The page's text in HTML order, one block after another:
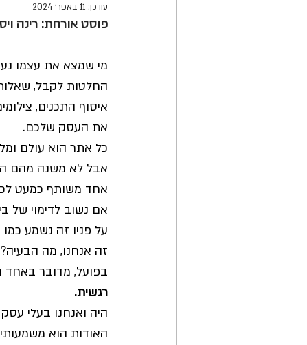
כתיבה שיווקית לאונליין
פרודוקטיביות Vibe Coding
עודכן: 11 באפר׳ 2024
פוסט אורחת: רינה
מי שמצא את עצמו
החלטות לקבל,
איסוף התכנים,
את העסק שלכם.
כל אתר הוא עולם
אבל לא משנה מהם
אחד משותף כמעט
אם נשוב לדימוי של
על פניו זה נשמע
זה אנחנו, מה הבעיה?
בפועל, מדובר באחד
רגשית.
היה ואנחנו בעלי
האודות הוא